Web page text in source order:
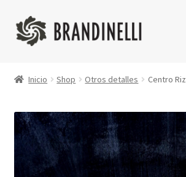
Ir
a
Ir
a
Finalizar compra
Inicio Shop Otros detalles Centro